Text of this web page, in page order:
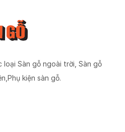
Sàn gỗ ngoài trời, Sàn gỗ
kiện sàn gỗ.